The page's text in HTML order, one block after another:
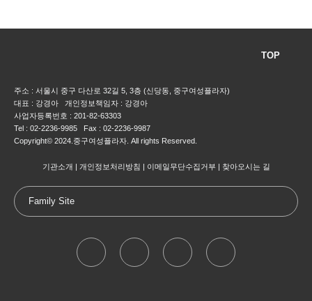
주소 : 서울시 중구 다산로 32길 5, 3층 (신당동, 중구여성플라자)
대표 : 강경아 개인정보책임자 : 강경아
사업자등록번호 : 201-82-63303
Tel : 02-2236-9985 Fax : 02-2236-9987
Copyright© 2024.중구여성플라자. All rights Reserved.
기관소개 개인정보처리방침 이메일무단수집거부 찾아오시는 길
TOP
Family Site
대한어머니회